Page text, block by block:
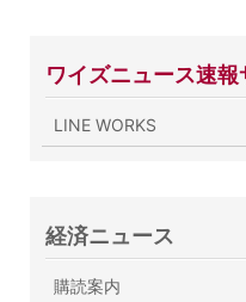
ワイズニュース速報
LINE WORKS
経済ニュース
購読案内